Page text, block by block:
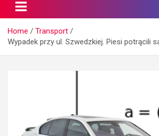
Home
Transport
Wypadek przy ul. Szwedzkiej. Piesi potrącili